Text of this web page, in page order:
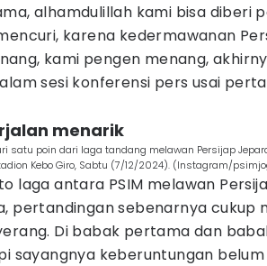
alhamdulillah kami bisa diberi
karena kedermawanan
kami pengen menang,
sesi konferensi pers usai
menarik
satu poin dari laga tandang melawan Persijap
Kebo Giro, Sabtu (7/12/2024). (Instagram/
laga antara PSIM melawan
pertandingan sebenarnya cukup
Di babak pertama dan
sayangnya keberuntungan